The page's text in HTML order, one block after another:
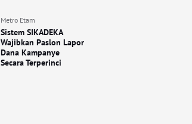
Metro Etam
Sistem SIKADEKA
Wajibkan Paslon Lapor
Dana Kampanye
Secara Terperinci